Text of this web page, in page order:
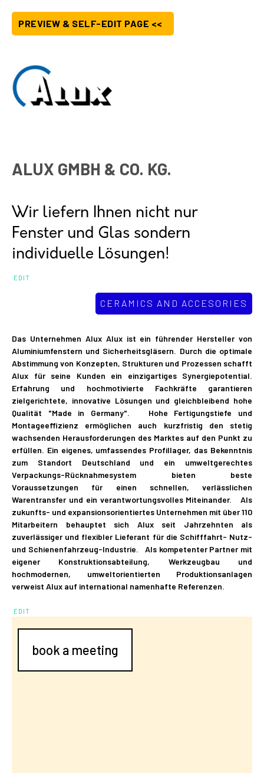
PREVIEW & SELF-EDIT PAGE <<
ALUX GMBH & CO. KG.
Wir liefern Ihnen nicht nur
Fenster und Glas sondern
individuelle Lösungen!
EDIT
CERAMICS AND ACCESORIES
Das Unternehmen Alux Alux ist ein führender Hersteller von
Aluminiumfenstern und Sicherheitsgläsern. Durch die optimale
Abstimmung von Konzepten, Strukturen und Prozessen schafft
Alux für seine Kunden ein einzigartiges Synergiepotential.
Erfahrung und hochmotivierte Fachkräfte garantieren
zielgerichtete, innovative Lösungen und gleichbleibend hohe
Qualität "Made in Germany"​. Hohe Fertigungstiefe und
Montageeffizienz ermöglichen auch kurzfristig den stetig
wachsenden Herausforderungen des Marktes auf den Punkt zu
erfüllen. Ein eigenes, umfassendes Profillager, das Bekenntnis
zum Standort Deutschland und ein umweltgerechtes
Verpackungs-Rücknahmesystem bieten beste
Voraussetzungen für einen schnellen, verlässlichen
Warentransfer und ein verantwortungsvolles Miteinander. Als
zukunfts- und expansionsorientiertes Unternehmen mit über 110
Mitarbeitern behauptet sich Alux seit Jahrzehnten als
zuverlässiger und flexibler Lieferant für die Schifffahrt- Nutz-
und Schienenfahrzeug-Industrie. Als kompetenter Partner mit
eigener Konstruktionsabteilung, Werkzeugbau und
hochmodernen, umweltorientierten Produktionsanlagen
verweist Alux auf international namenhafte Referenzen.
EDIT
book a meeting